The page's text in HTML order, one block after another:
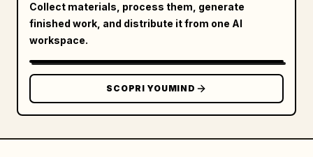
Collect materials, process them, generate
finished work, and distribute it from one AI
workspace.
SCOPRI YOUMIND